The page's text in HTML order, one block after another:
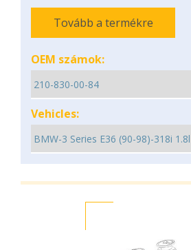
Tovább a termékre
OEM számok:
Vehicles: